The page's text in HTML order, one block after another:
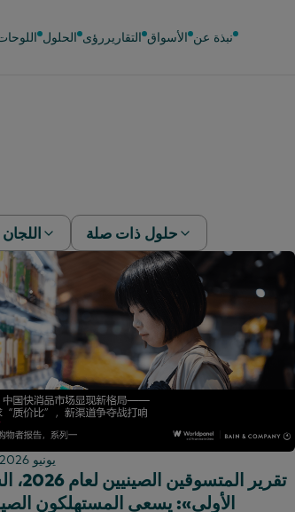
الحلول رؤى التقارير الأسواق نبذة عن
لجنة
لوحة
لوحة
حلول ذات صلة
تحليل السلوك
فعالية التسويق
استطلاع PanelVoice
التقسيم
24 يونيو 2026
الأولى»: يسعى المستهلكون